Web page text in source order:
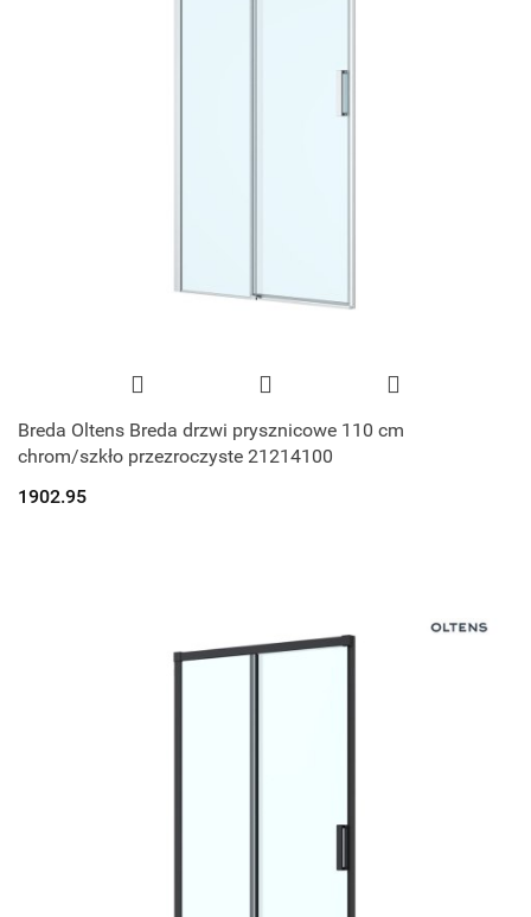
Breda Oltens Breda drzwi prysznicowe 110 cm
chrom/szkło przezroczyste 21214100
1902.95